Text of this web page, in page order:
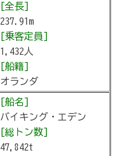
[全長]
237.91m
[乗客定員]
1,432人
[船籍]
オランダ
[船名]
バイキング・エデン
[総トン数]
47,842t